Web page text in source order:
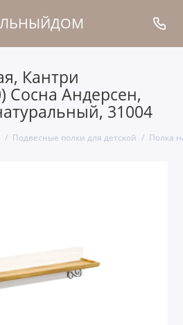
Кантри
Сосна Андерсен,
31004
Подвесные полки для детской Полка